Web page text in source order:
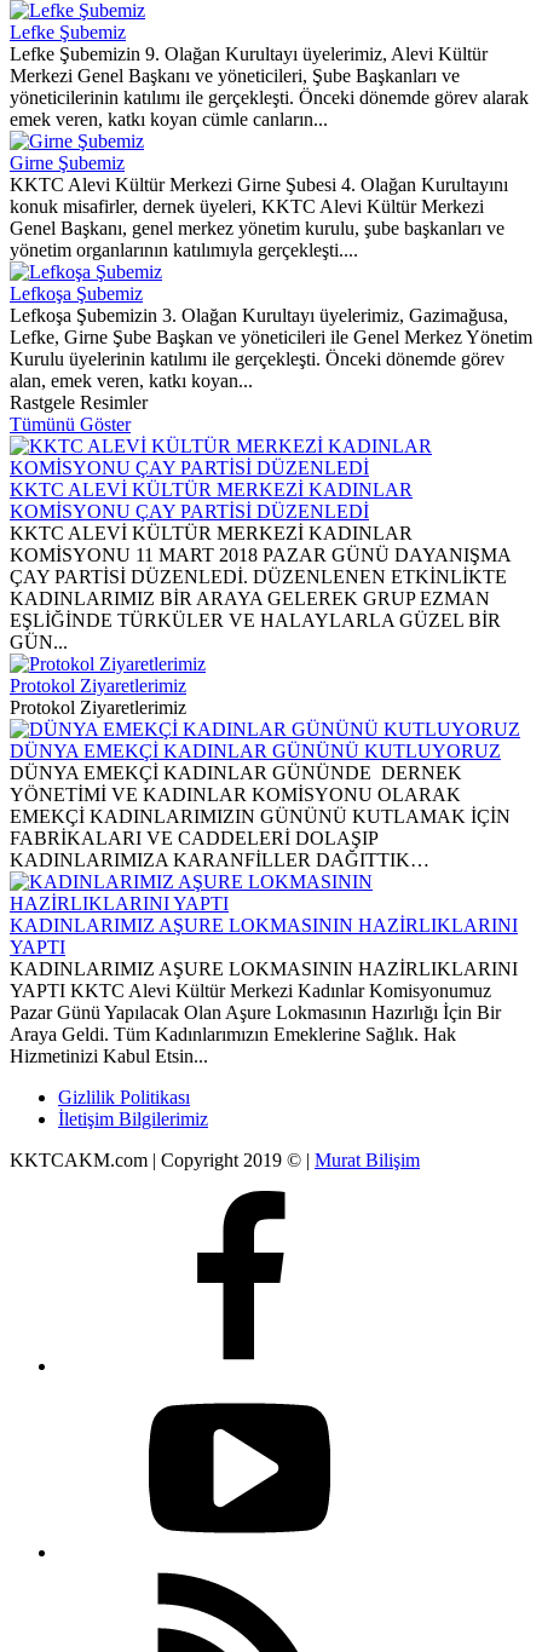
Lefke Şubemiz
Lefke Şubemizin 9. Olağan Kurultayı üyelerimiz, Alevi Kültür
Merkezi Genel Başkanı ve yöneticileri, Şube Başkanları ve
yöneticilerinin katılımı ile gerçekleşti. Önceki dönemde görev alarak
emek veren, katkı koyan cümle canların...
Girne Şubemiz
KKTC Alevi Kültür Merkezi Girne Şubesi 4. Olağan Kurultayını
konuk misafirler, dernek üyeleri, KKTC Alevi Kültür Merkezi
Genel Başkanı, genel merkez yönetim kurulu, şube başkanları ve
yönetim organlarının katılımıyla gerçekleşti....
Lefkoşa Şubemiz
Lefkoşa Şubemizin 3. Olağan Kurultayı üyelerimiz, Gazimağusa,
Lefke, Girne Şube Başkan ve yöneticileri ile Genel Merkez Yönetim
Kurulu üyelerinin katılımı ile gerçekleşti. Önceki dönemde görev
alan, emek veren, katkı koyan...
Rastgele Resimler
Tümünü Göster
KKTC ALEVİ KÜLTÜR MERKEZİ KADINLAR
KOMİSYONU ÇAY PARTİSİ DÜZENLEDİ
KKTC ALEVİ KÜLTÜR MERKEZİ KADINLAR
KOMİSYONU 11 MART 2018 PAZAR GÜNÜ DAYANIŞMA
ÇAY PARTİSİ DÜZENLEDİ. DÜZENLENEN ETKİNLİKTE
KADINLARIMIZ BİR ARAYA GELEREK GRUP EZMAN
EŞLİĞİNDE TÜRKÜLER VE HALAYLARLA GÜZEL BİR
GÜN...
Protokol Ziyaretlerimiz
Protokol Ziyaretlerimiz
DÜNYA EMEKÇİ KADINLAR GÜNÜNÜ KUTLUYORUZ
DÜNYA EMEKÇİ KADINLAR GÜNÜNDE DERNEK
YÖNETİMİ VE KADINLAR KOMİSYONU OLARAK
EMEKÇİ KADINLARIMIZIN GÜNÜNÜ KUTLAMAK İÇİN
FABRİKALARI VE CADDELERİ DOLAŞIP
KADINLARIMIZA KARANFİLLER DAĞITTIK…
KADINLARIMIZ AŞURE LOKMASININ HAZİRLIKLARINI
YAPTI
KADINLARIMIZ AŞURE LOKMASININ HAZİRLIKLARINI
YAPTI KKTC Alevi Kültür Merkezi Kadınlar Komisyonumuz
Pazar Günü Yapılacak Olan Aşure Lokmasının Hazırlığı İçin Bir
Araya Geldi. Tüm Kadınlarımızın Emeklerine Sağlık. Hak
Hizmetinizi Kabul Etsin...
Gizlilik Politikası
İletişim Bilgilerimiz
KKTCAKM.com | Copyright 2019 © | Murat Bilişim